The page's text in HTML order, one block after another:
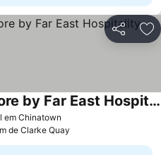
Partilhar
em Chinatown
The Clan Hotel Singapore by Far East Hospitality
de Clarke Quay